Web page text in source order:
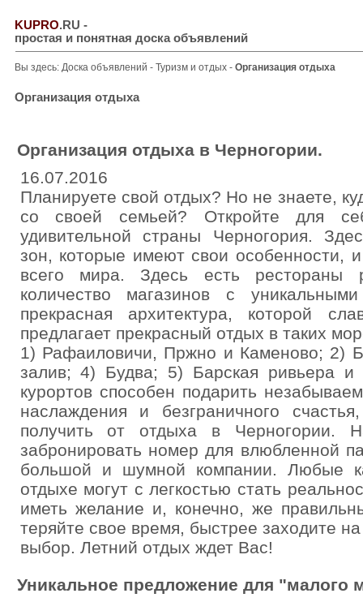
KUPRO.RU -
простая и понятная доска объявлений
Вы здесь: Доска объявлений - Туризм и отдых - Организация отдыха
Организация отдыха
Организация отдыха в Черногории.
16.07.2016
Планируете свой отдых? Но не знаете,
со своей семьей? Откройте для
удивительной страны Черногория.
зон, которые имеют свои особенности,
всего мира. Здесь есть рестораны
количество магазинов с
прекрасная архитектура, которой
предлагает прекрасный отдых в таких
1) Рафаиловичи, Пржно и Каменово; 2)
залив; 4) Будва; 5) Барская ривьера и
курортов способен подарить
наслаждения и безграничного
получить от отдыха в Черногории.
забронировать номер для влюбленной
большой и шумной компании. Любые
отдыхе могут с легкостью стать
иметь желание и, конечно, же
теряйте свое время, быстрее заходите
выбор. Летний отдых ждет Вас!
Уникальное предложение для "малого